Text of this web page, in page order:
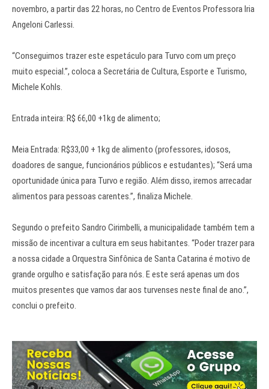
novembro, a partir das 22 horas, no Centro de Eventos Professora Iria
Angeloni Carlessi.
“Conseguimos trazer este espetáculo para Turvo com um preço
muito especial.”, coloca a Secretária de Cultura, Esporte e Turismo,
Michele Kohls.
Entrada inteira: R$ 66,00 +1kg de alimento;
Meia Entrada: R$33,00 + 1kg de alimento (professores, idosos,
doadores de sangue, funcionários públicos e estudantes); “Será uma
oportunidade única para Turvo e região. Além disso, iremos arrecadar
alimentos para pessoas carentes.”, finaliza Michele.
Segundo o prefeito Sandro Cirimbelli, a municipalidade também tem a
missão de incentivar a cultura em seus habitantes. “Poder trazer para
a nossa cidade a Orquestra Sinfônica de Santa Catarina é motivo de
grande orgulho e satisfação para nós. E este será apenas um dos
muitos presentes que vamos dar aos turvenses neste final de ano.”,
conclui o prefeito.